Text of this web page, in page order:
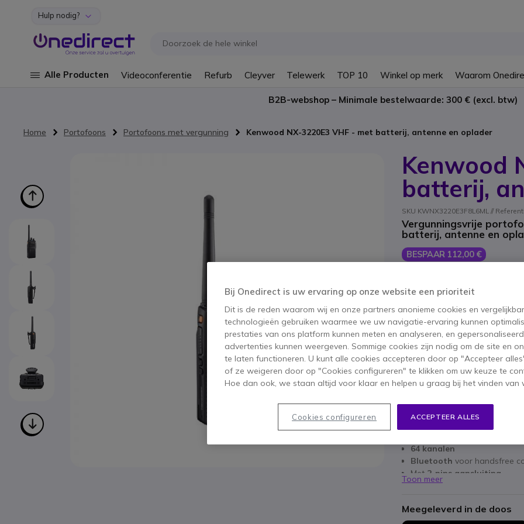
Ga naar de inhoud
Hulp nodig?
Alle Producten Videoconferentie Refurb Cleyver Telewerk TOP 10 Winkel op merk Waarom
B2B-webshop – Minimale bestelwaarde: 300 € (excl. btw)
Home Portofoons Portofoons met vergunning Kenwood NX-3220E3 VHF - met batterij, antenne en oplader
Kenwood
batterij,
SKU KWNX3220E3F8L6ML //
Vergunningsvrije
batterij, antenne en
BESPAAR 112,00 €
Aantal
IN
Niet op voorraad
2 jaarFabrieksgarantie
Belangrijkste kenmerken
64 kanalen
Bluetooth voor handsfree
Met 2-pins aansluiting
Voice inversion encryptie
MIL-STD 810 Certificering C/
Toon meer
Meegeleverd in de doos
Bij Onedirect is uw ervaring op onze website een prioriteit
Dit is de reden waarom wij en onze partners anonieme cookies en
technologieën gebruiken waarmee we uw navigatie-ervaring kunnen
prestaties van ons platform kunnen meten en analyseren, en
advertenties kunnen weergeven. Sommige cookies zijn nodig om de site en
te laten functioneren. U kunt alle cookies accepteren door op "Accepteer
of ze weigeren door op "Cookies configureren" te klikken om uw keuze te
Hoe dan ook, we staan altijd voor klaar en helpen u graag bij het vinden van
ACCEPTEER ALLES
Cookies configureren